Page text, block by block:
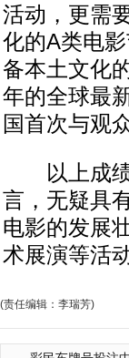
活动，更需
化的A类电
备本土文化
年的全球最
国首次与观
以上成绩
言，无疑具
电影的发展
术展演等活
(责任编辑：李瑞芳)